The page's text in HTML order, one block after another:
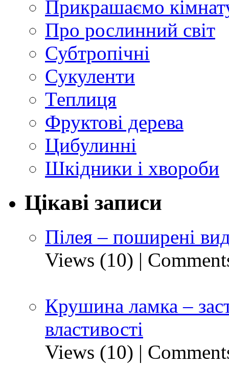
Прикрашаємо
Про рослинний світ
Субтропічні
Сукуленти
Теплиця
Фруктові дерева
Цибулинні
Шкідники і хвороби
Цікаві записи
Пілея – поширені
Views (10) |
Крушина ламка –
властивості
Views (10) |